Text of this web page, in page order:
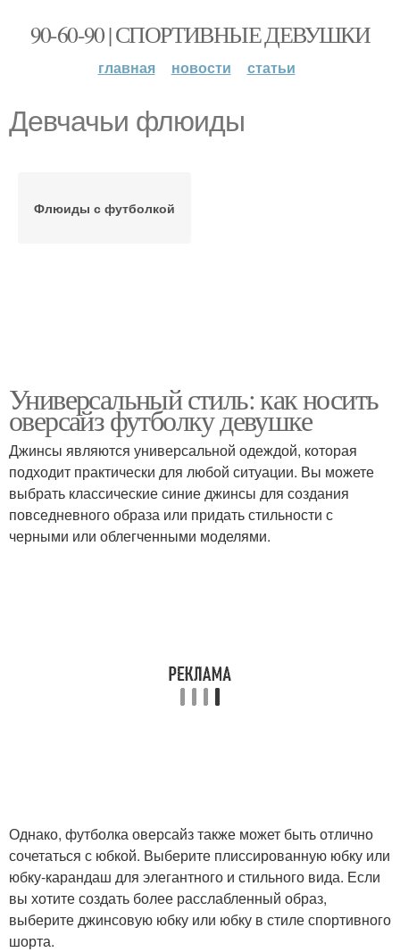
90-60-90 | СПОРТИВНЫЕ ДЕВУШКИ
главная новости статьи
Девчачьи флюиды
Флюиды с футболкой
Универсальный стиль: как носить
оверсайз футболку девушке
Джинсы являются универсальной одеждой, которая
подходит практически для любой ситуации. Вы можете
выбрать классические синие джинсы для создания
повседневного образа или придать стильности с
черными или облегченными моделями.
Однако, футболка оверсайз также может быть отлично
сочетаться с юбкой. Выберите плиссированную юбку или
юбку-карандаш для элегантного и стильного вида. Если
вы хотите создать более расслабленный образ,
выберите джинсовую юбку или юбку в стиле спортивного
шорта.